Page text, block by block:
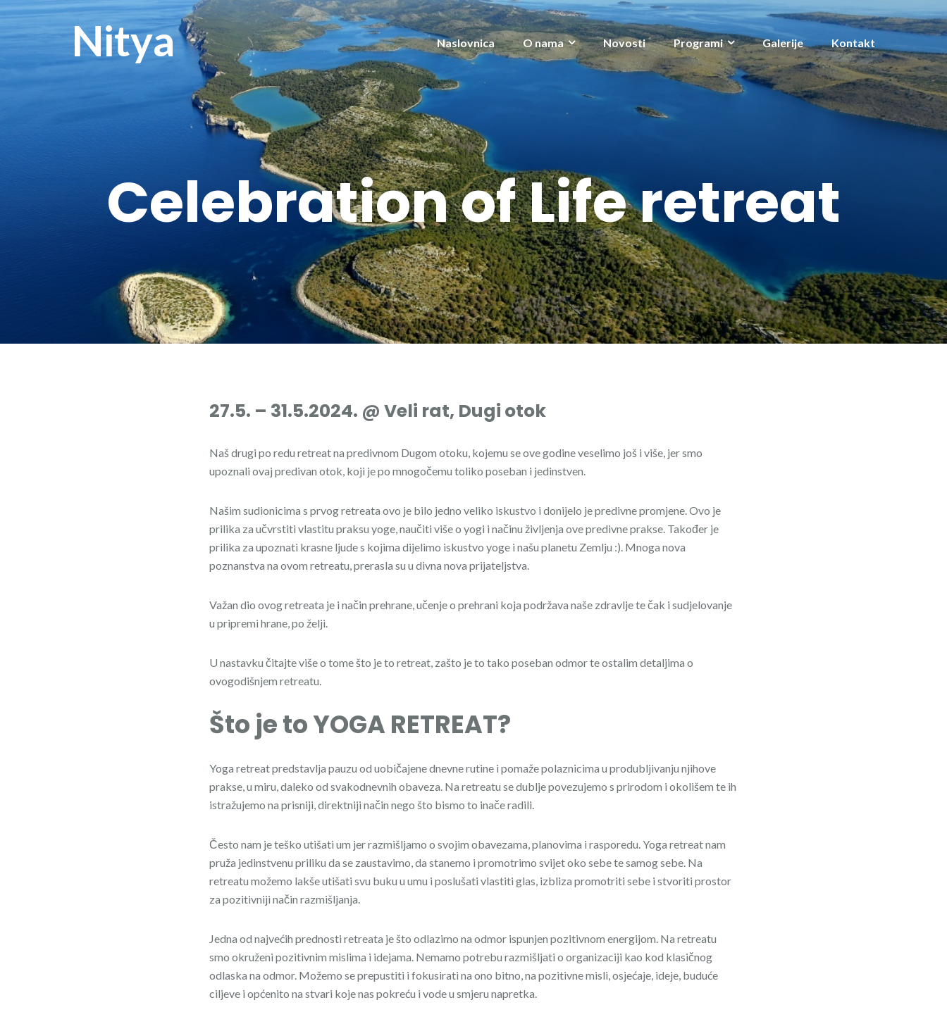
Nitya Naslovnica O nama Novosti Programi Galerije Kontakt
Celebration of Life retreat
27.5. – 31.5.2024. @ Veli rat, Dugi otok
Naš drugi po redu retreat na predivnom Dugom otoku, kojemu se ove godine veselimo još i više, jer smo
upoznali ovaj predivan otok, koji je po mnogočemu toliko poseban i jedinstven.
Našim sudionicima s prvog retreata ovo je bilo jedno veliko iskustvo i donijelo je predivne promjene. Ovo je
prilika za učvrstiti vlastitu praksu yoge, naučiti više o yogi i načinu življenja ove predivne prakse. Također je
prilika za upoznati krasne ljude s kojima dijelimo iskustvo yoge i našu planetu Zemlju :). Mnoga nova
poznanstva na ovom retreatu, prerasla su u divna nova prijateljstva.
Važan dio ovog retreata je i način prehrane, učenje o prehrani koja podržava naše zdravlje te čak i sudjelovanje
u pripremi hrane, po želji.
U nastavku čitajte više o tome što je to retreat, zašto je to tako poseban odmor te ostalim detaljima o
ovogodišnjem retreatu.
Što je to YOGA RETREAT?
Yoga retreat predstavlja pauzu od uobičajene dnevne rutine i pomaže polaznicima u produbljivanju njihove
prakse, u miru, daleko od svakodnevnih obaveza. Na retreatu se dublje povezujemo s prirodom i okolišem te ih
istražujemo na prisniji, direktniji način nego što bismo to inače radili.
Često nam je teško utišati um jer razmišljamo o svojim obavezama, planovima i rasporedu. Yoga retreat nam
pruža jedinstvenu priliku da se zaustavimo, da stanemo i promotrimo svijet oko sebe te samog sebe. Na
retreatu možemo lakše utišati svu buku u umu i poslušati vlastiti glas, izbliza promotriti sebe i stvoriti prostor
za pozitivniji način razmišljanja.
Jedna od najvećih prednosti retreata je što odlazimo na odmor ispunjen pozitivnom energijom. Na retreatu
smo okruženi pozitivnim mislima i idejama. Nemamo potrebu razmišljati o organizaciji kao kod klasičnog
odlaska na odmor. Možemo se prepustiti i fokusirati na ono bitno, na pozitivne misli, osjećaje, ideje, buduće
ciljeve i općenito na stvari koje nas pokreću i vode u smjeru napretka.